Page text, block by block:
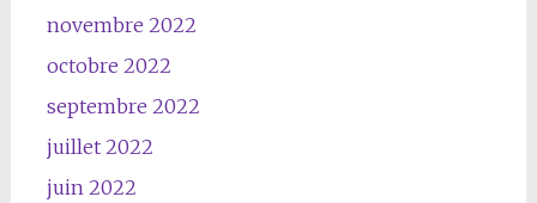
novembre 2022
octobre 2022
septembre 2022
juillet 2022
juin 2022